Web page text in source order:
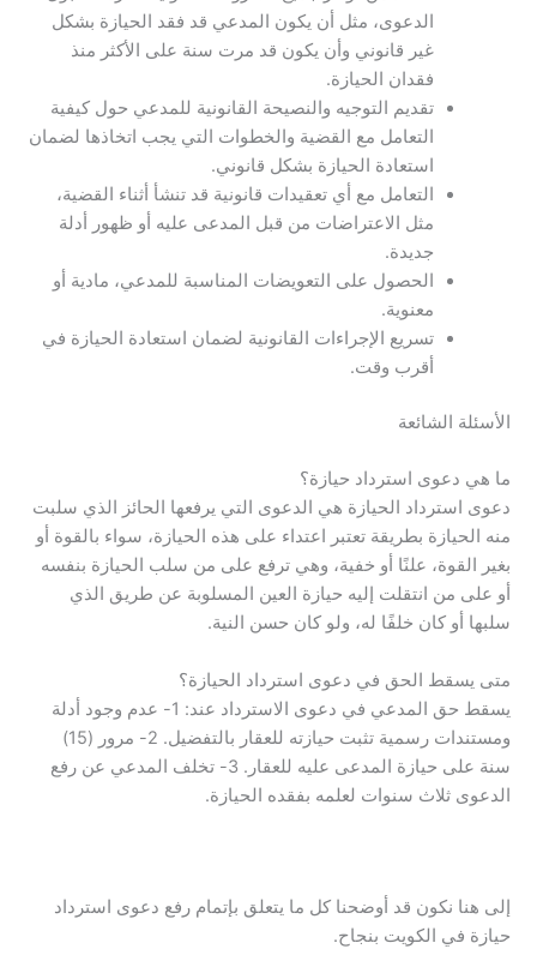
الدعوى، مثل أن يكون المدعي قد فقد الحيازة بشكل
غير قانوني وأن يكون قد مرت سنة على الأكثر منذ
فقدان الحيازة.
تقديم التوجيه والنصيحة القانونية للمدعي حول كيفية
التعامل مع القضية والخطوات التي يجب اتخاذها لضمان
استعادة الحيازة بشكل قانوني.
التعامل مع أي تعقيدات قانونية قد تنشأ أثناء القضية،
مثل الاعتراضات من قبل المدعى عليه أو ظهور أدلة
جديدة.
الحصول على التعويضات المناسبة للمدعي، مادية أو
معنوية.
تسريع الإجراءات القانونية لضمان استعادة الحيازة في
أقرب وقت.
الأسئلة الشائعة
ما هي دعوى استرداد حيازة؟
دعوى استرداد الحيازة هي الدعوى التي يرفعها الحائز الذي سلبت
منه الحيازة بطريقة تعتبر اعتداء على هذه الحيازة، سواء بالقوة أو
بغير القوة، علنًا أو خفية، وهي ترفع على من سلب الحيازة بنفسه
أو على من انتقلت إليه حيازة العين المسلوبة عن طريق الذي
سلبها أو كان خلفًا له، ولو كان حسن النية.
متى يسقط الحق في دعوى استرداد الحيازة؟
يسقط حق المدعي في دعوى الاسترداد عند: 1- عدم وجود أدلة
ومستندات رسمية تثبت حيازته للعقار بالتفضيل. 2- مرور (15)
سنة على حيازة المدعى عليه للعقار. 3- تخلف المدعي عن رفع
الدعوى ثلاث سنوات لعلمه بفقده الحيازة.
إلى هنا نكون قد أوضحنا كل ما يتعلق بإتمام رفع دعوى استرداد
حيازة في الكويت بنجاح.